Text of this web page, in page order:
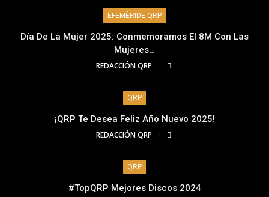
EFEMÉRIDE QRP
Día De La Mujer 2025: Conmemoramos El 8M Con Las
Mujeres…
REDACCIÓN QRP
QRP
¡QRP Te Desea Feliz Año Nuevo 2025!
REDACCIÓN QRP
QRP
#TopQRP Mejores Discos 2024